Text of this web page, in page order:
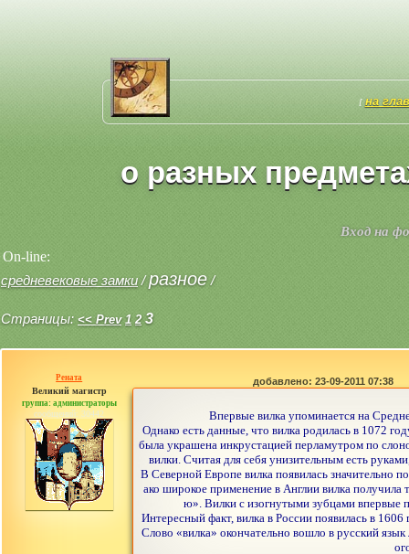
[ на
о разных
Вход на
On-line:
средневековые замки/разное/
Страницы:<< Prev 1 2 3
Рената
Великий магистр
группа: администраторы
сообщений: 30442
добавлено: 23-09-2011 07:38
Впервые вилка упоминается на
Однако есть данные, что вилка родилась в 1072
была украшена инкрустацией перламутром по
вилки. Считая для себя унизительным есть
В Северной Европе вилка появилась значительно
ако широкое применение в Англии вилка получила
ю». Вилки с изогнутыми зубцами впервые
Интересный факт, вилка в России появилась в
Слово «вилка» окончательно вошло в русский